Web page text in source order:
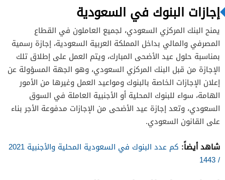
إجازات البنوك في السعودية
يمنح البنك المركزي السعودي، لجميع العاملون في القطاع
المصرفي والمالي بداخل المملكة العربية السعودية، إجازة رسمية
بمناسبة حلول عيد الأضحى المبارك، ويتم العمل على إطلاق تلك
الإجازة من قبل البنك المركزي السعودي، وهو الجهة المسؤولة عن
إعلان الإجازات الخاصة بالبنوك ومواعيد العمل وغيرها من الأمور
الهامة، سواء للبنوك المحلية أو الأجنبية العاملة في السوق
السعودي، وتعد إجازة عيد الأضحى من الإجازات مدفوعة الأجر بناء
على القانون السعودي.
شاهد أيضاً:
كم عدد البنوك في السعودية المحلية والأجنبية 2021
/ 1443